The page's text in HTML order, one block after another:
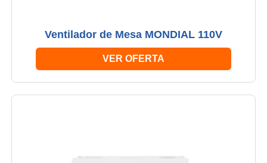
Ventilador de Mesa MONDIAL 110V
VER OFERTA